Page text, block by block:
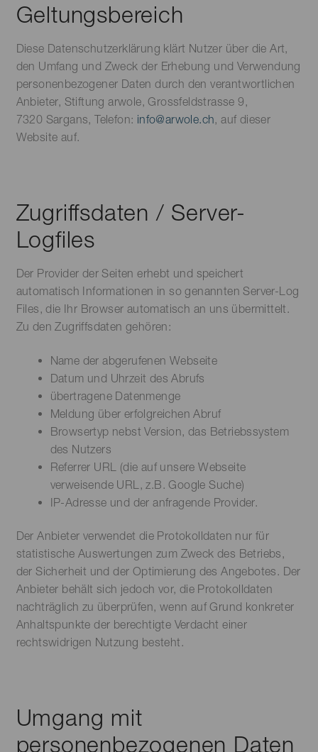
Geltungsbereich
Diese Datenschutzerklärung klärt Nutzer über die Art,
den Umfang und Zweck der Erhebung und Verwendung
personenbezogener Daten durch den verantwortlichen
Anbieter, Stiftung arwole, Grossfeldstrasse 9,
7320 Sargans, Telefon: info@arwole.ch, auf dieser
Website auf.
Zugriffsdaten / Server-
Logfiles
Der Provider der Seiten erhebt und speichert
automatisch Informationen in so genannten Server-Log
Files, die Ihr Browser automatisch an uns übermittelt.
Zu den Zugriffsdaten gehören:
Name der abgerufenen Webseite
Datum und Uhrzeit des Abrufs
übertragene Datenmenge
Meldung über erfolgreichen Abruf
Browsertyp nebst Version, das Betriebssystem
des Nutzers
Referrer URL (die auf unsere Webseite
verweisende URL, z.B. Google Suche)
IP-Adresse und der anfragende Provider.
Der Anbieter verwendet die Protokolldaten nur für
statistische Auswertungen zum Zweck des Betriebs,
der Sicherheit und der Optimierung des Angebotes. Der
Anbieter behält sich jedoch vor, die Protokolldaten
nachträglich zu überprüfen, wenn auf Grund konkreter
Anhaltspunkte der berechtigte Verdacht einer
rechtswidrigen Nutzung besteht.
Umgang mit
personenbezogenen Daten